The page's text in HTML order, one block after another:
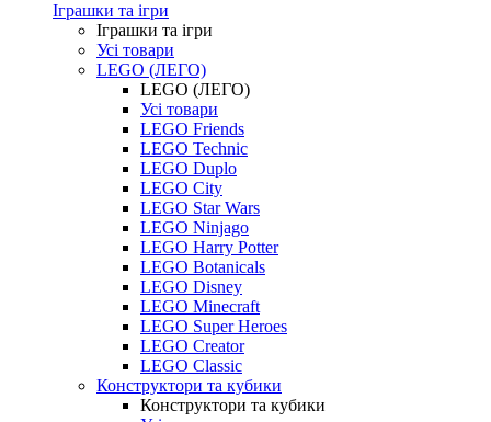
Іграшки та ігри
Іграшки та ігри
Усі товари
LEGO (ЛЕГО)
LEGO (ЛЕГО)
Усі товари
LEGO Friends
LEGO Technic
LEGO Duplo
LEGO City
LEGO Star Wars
LEGO Ninjago
LEGO Harry Potter
LEGO Botanicals
LEGO Disney
LEGO Minecraft
LEGO Super Heroes
LEGO Creator
LEGO Classic
Конструктори та кубики
Конструктори та кубики